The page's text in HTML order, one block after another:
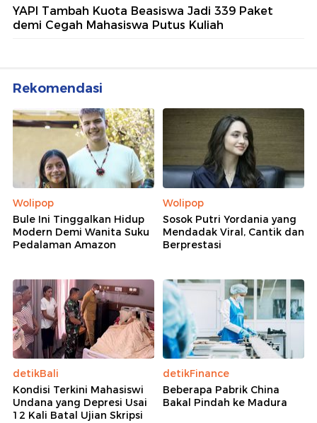
YAPI Tambah Kuota Beasiswa Jadi 339 Paket
demi Cegah Mahasiswa Putus Kuliah
Rekomendasi
Wolipop
Bule Ini Tinggalkan Hidup
Modern Demi Wanita Suku
Pedalaman Amazon
Wolipop
Sosok Putri Yordania yang
Mendadak Viral, Cantik dan
Berprestasi
detikBali
Kondisi Terkini Mahasiswi
Undana yang Depresi Usai
12 Kali Batal Ujian Skripsi
detikFinance
Beberapa Pabrik China
Bakal Pindah ke Madura